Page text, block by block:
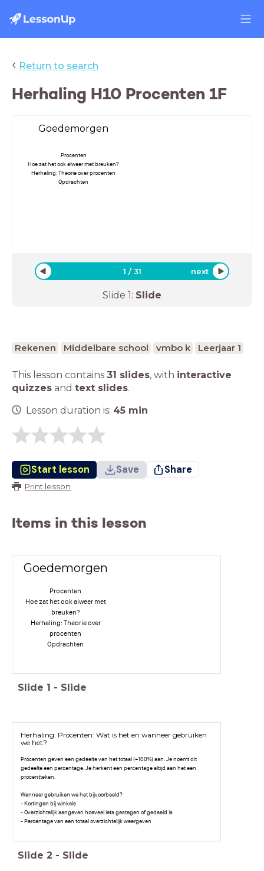
‹ Return to search
Herhaling H10 Procenten 1F
Goedemorgen
Procenten
Hoe zat het ook alweer met breuken?
Herhaling: Theorie over procenten
Opdrachten
1 /31 next
Slide 1: Slide
Rekenen Middelbare school vmbo k Leerjaar 1
This lesson contains 31 slides, with interactive
quizzes and text slides.
Lesson duration is: 45 min
Start lesson Save Share
Print lesson
Items in this lesson
Goedemorgen
Procenten
Hoe zat het ook alweer met
breuken?
Herhaling: Theorie over
procenten
Opdrachten
Slide 1 - Slide
Herhaling: Procenten: Wat is het en wanneer gebruiken
we het?
Procenten geven een gedeelte van het totaal (=100%) aan. Je noemt dit
gedeelte een percentage. Je herkent een percentage altijd aan het een
procentteken.
Wanneer gebruiken we het bijvoorbeeld?
- Kortingen bij winkels
- Overzichtelijk aangeven hoeveel iets gestegen of gedaald is
- Percentage van een totaal overzichtelijk weergeven
Slide 2 - Slide